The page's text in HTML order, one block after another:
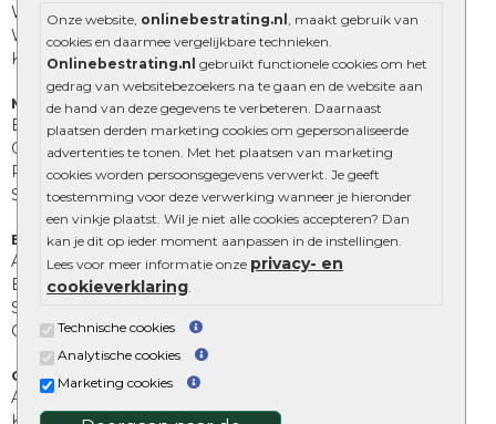
Onze website, onlinebestrating.nl
, maakt gebruik van
cookies en daarmee vergelijkbare technieken.
Onlinebestrating.nl gebruikt functionele cookies om het
gedrag van websitebezoekers na te gaan en de website aan
de hand van deze gegevens te verbeteren. Daarnaast
plaatsen derden marketing cookies om gepersonaliseerde
advertenties te tonen. Met het plaatsen van marketing
cookies worden persoonsgegevens verwerkt. Je geeft
toestemming voor deze verwerking wanneer je hieronder
een vinkje plaatst. Wil je niet alle cookies accepteren? Dan
kan je dit op ieder moment aanpassen in de instellingen.
Lees voor meer informatie onze privacy- en
cookieverklaring
Technische cookies
Analytische cookies
Marketing cookies
Waalformaat
Wildverband bestrating
Kingstones
Muurelementen
Betonbielzen
Opsluitbanden
Palissades
Stapelblokken
Extra benodigdheden
Afwatering en diversen
Beplantings en betonelementen
Split, grind en zand
Oprit tegels
Overig
Aanbiedingen